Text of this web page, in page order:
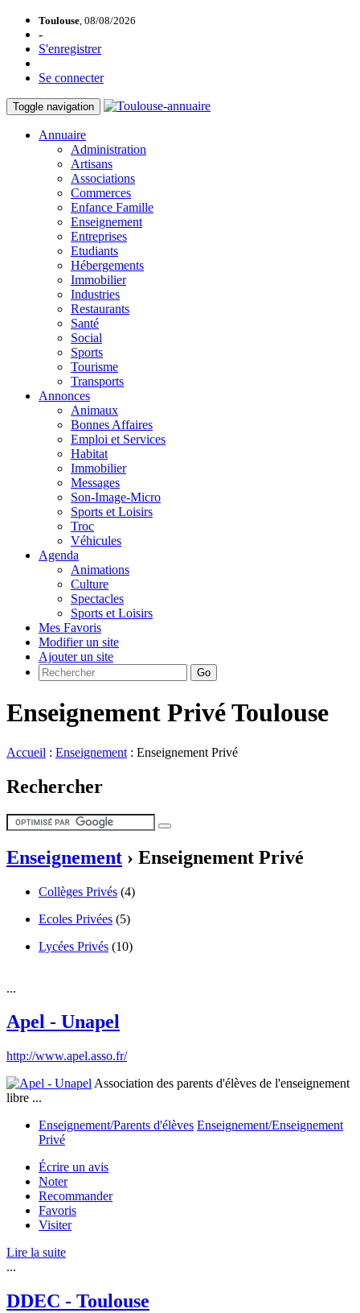
Toulouse, 08/08/2026
-
S'enregistrer
Se connecter
Toggle navigation
Annuaire
Administration
Artisans
Associations
Commerces
Enfance Famille
Enseignement
Entreprises
Etudiants
Hébergements
Immobilier
Industries
Restaurants
Santé
Social
Sports
Tourisme
Transports
Annonces
Animaux
Bonnes Affaires
Emploi et Services
Habitat
Immobilier
Messages
Son-Image-Micro
Sports et Loisirs
Troc
Véhicules
Agenda
Animations
Culture
Spectacles
Sports et Loisirs
Mes Favoris
Modifier un site
Ajouter un site
Go
Enseignement Privé Toulouse
Accueil : Enseignement : Enseignement Privé
Rechercher
Enseignement › Enseignement Privé
Collèges Privés (4)
Ecoles Privées (5)
Lycées Privés (10)
...
Apel - Unapel
http://www.apel.asso.fr/
Association des parents d'élèves de l'enseignement
libre ...
Enseignement/Parents d'élèves Enseignement/Enseignement
Privé
Écrire un avis
Noter
Recommander
Favoris
Visiter
Lire la suite
...
DDEC - Toulouse